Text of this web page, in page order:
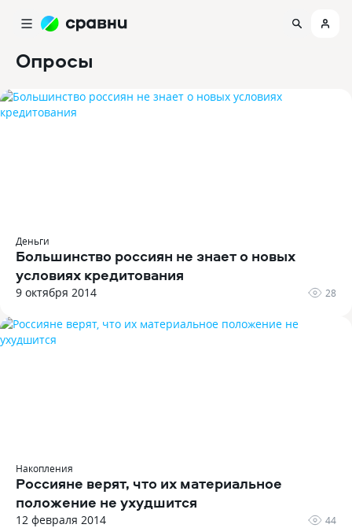
Опросы
Деньги
Большинство россиян не знает о новых
условиях кредитования
9 октября 2014 28
Накопления
Россияне верят, что их материальное
положение не ухудшится
12 февраля 2014 44